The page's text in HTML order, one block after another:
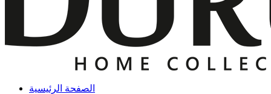
الصفحة الرئيسية